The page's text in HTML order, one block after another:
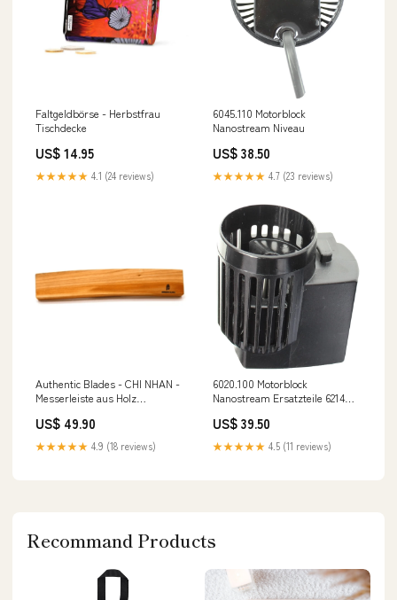
Faltgeldbörse - Herbstfrau
Tischdecke
US$ 14.95
★★★★★ 4.1 (24 reviews)
6045.110 Motorblock
Nanostream Niveau
US$ 38.50
★★★★★ 4.7 (23 reviews)
Authentic Blades - CHI NHAN -
Messerleiste aus Holz
US$ 49.90
★★★★★ 4.9 (18 reviews)
6020.100 Motorblock
Nanostream Ersatzteile 6214
US$ 39.50
★★★★★ 4.5 (11 reviews)
Recommand Products